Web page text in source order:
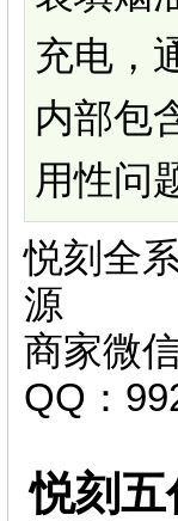
充电，
内部包
用性问
悦刻全
源
商家微
QQ：
悦刻五